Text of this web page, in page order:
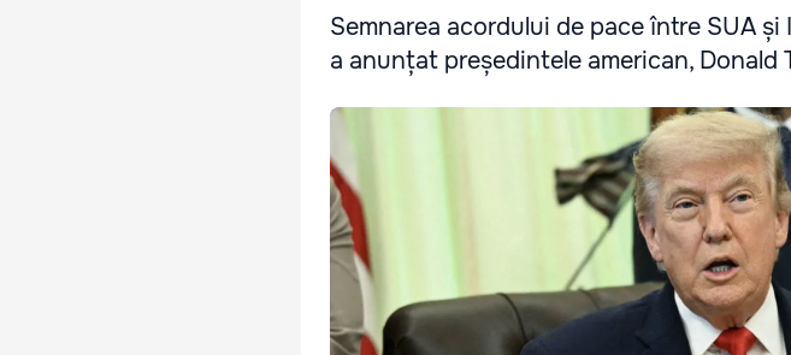
Semnarea acordului de pace între SUA
a anunțat președintele american, Donald